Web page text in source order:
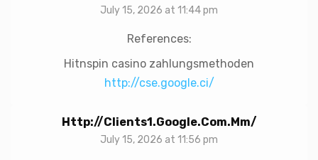
July 15, 2026 at 11:44 pm
References:
Hitnspin casino zahlungsmethoden
http://cse.google.ci/
Http://clients1.google.com.mm/
July 15, 2026 at 11:56 pm